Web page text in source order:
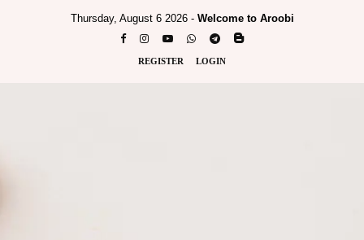
Thursday, August 6 2026 - Welcome to Aroobi
REGISTER LOGIN